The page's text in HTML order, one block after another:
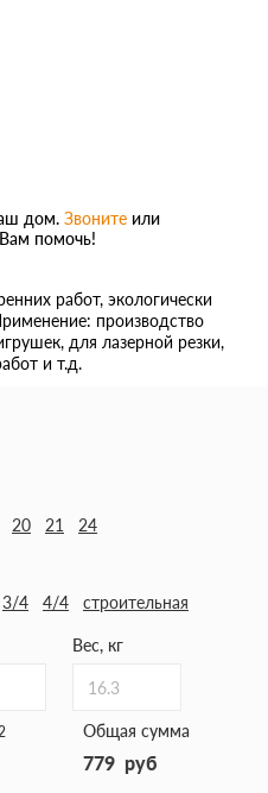
дом. Звоните или
помочь!
работ, экологически
производство
для лазерной резки,
и т.д.
20 21 24
3/4 4/4 строительная
Вес, кг
16.3
Общая сумма
779 руб